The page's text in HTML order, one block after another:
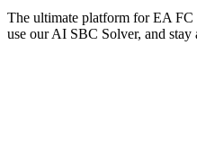
The ultimate platform for EA FC
use our AI SBC Solver, and stay